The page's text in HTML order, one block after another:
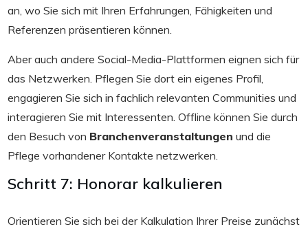
an, wo Sie sich mit Ihren Erfahrungen, Fähigkeiten und
Referenzen präsentieren können.
Aber auch andere Social-Media-Plattformen eignen sich für
das Netzwerken. Pflegen Sie dort ein eigenes Profil,
engagieren Sie sich in fachlich relevanten Communities und
interagieren Sie mit Interessenten. Offline können Sie durch
den Besuch von Branchenveranstaltungen und die
Pflege vorhandener Kontakte netzwerken.
Schritt 7: Honorar kalkulieren
Orientieren Sie sich bei der Kalkulation Ihrer Preise zunächst